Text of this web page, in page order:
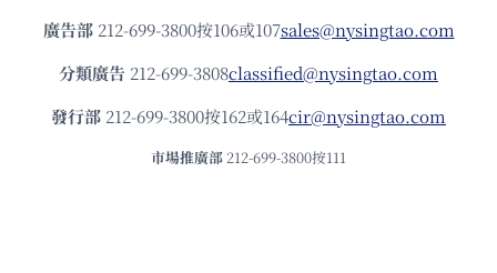
廣告部212-699-3800按106或107sales@nysingtao.com
分類廣告 212-699-3808classified@nysingtao.com
發⾏部 212-699-3800按162或164cir@nysingtao.com
市場推廣部 212-699-3800按111